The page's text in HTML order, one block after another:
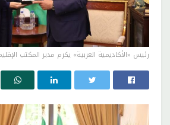
رئيس «الأكاديمية العربية» يكرم مدير المكتب